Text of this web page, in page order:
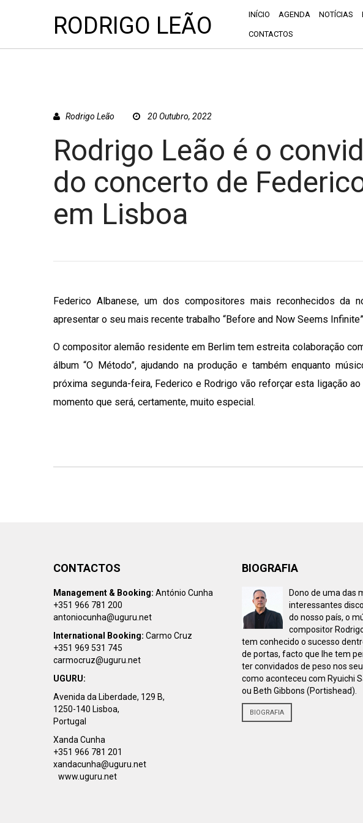
RODRIGO LEÃO INÍCIO AGENDA NOTÍCIAS
CONTACTOS
Rodrigo Leão 20 Outubro, 2022
Rodrigo Leão é o
do concerto de
em Lisboa
Federico Albanese, um dos compositores mais reconhecidos da
apresentar o seu mais recente trabalho “Before and Now Seems
O compositor alemão residente em Berlim tem estreita colaboração
álbum “O Método”, ajudando na produção e também enquanto
próxima segunda-feira, Federico e Rodrigo vão reforçar esta ligação
momento que será, certamente, muito especial.
CONTACTOS
Management & Booking: António Cunha
+351 966 781 200
antoniocunha@uguru.net
International Booking: Carmo Cruz
+351 969 531 745
carmocruz@uguru.net
UGURU:
Avenida da Liberdade, 129 B,
1250-140 Lisboa,
Portugal
Xanda Cunha
+351 966 781 201
xandacunha@uguru.net
www.uguru.net
BIOGRAFIA
Dono de uma das
interessantes
do nosso país, o
compositor
tem conhecido o sucesso
de portas, facto que lhe tem
ter convidados de peso nos
como aconteceu com Ryuichi
ou Beth Gibbons (Portishead).
BIOGRAFIA